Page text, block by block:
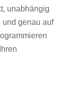
unabhängig
und genau auf